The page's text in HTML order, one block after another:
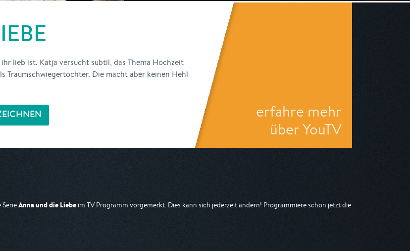
lieb ist. Katja versucht subtil, das Thema Hochzeit
Traumschwiegertochter. Die macht aber keinen Hehl
erfahre mehr
über YouTV
Anna und die Liebe im TV Programm vorgemerkt. Dies kann sich jederzeit ändern! Programmiere schon jetzt die